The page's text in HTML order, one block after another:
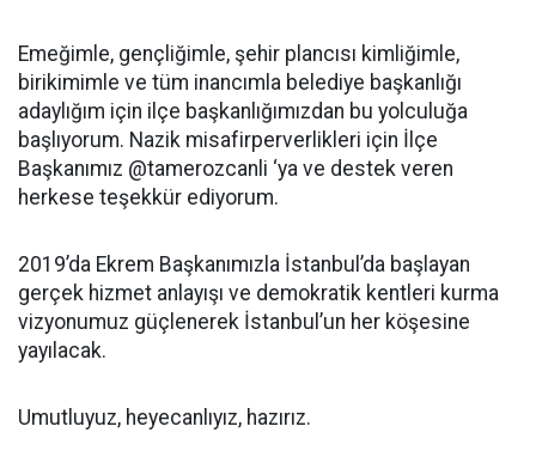
Emeğimle, gençliğimle, şehir plancısı kimliğimle,
birikimimle ve tüm inancımla belediye başkanlığı
adaylığım için ilçe başkanlığımızdan bu yolculuğa
başlıyorum. Nazik misafirperverlikleri için İlçe
Başkanımız @tamerozcanli ‘ya ve destek veren
herkese teşekkür ediyorum.
2019’da Ekrem Başkanımızla İstanbul’da başlayan
gerçek hizmet anlayışı ve demokratik kentleri kurma
vizyonumuz güçlenerek İstanbul’un her köşesine
yayılacak.
Umutluyuz, heyecanlıyız, hazırız.